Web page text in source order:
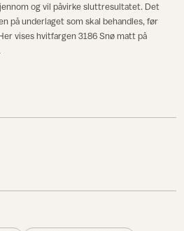
og vil påvirke sluttresultatet. Det
på underlaget som skal behandles, før
vises hvitfargen 3186 Snø matt på